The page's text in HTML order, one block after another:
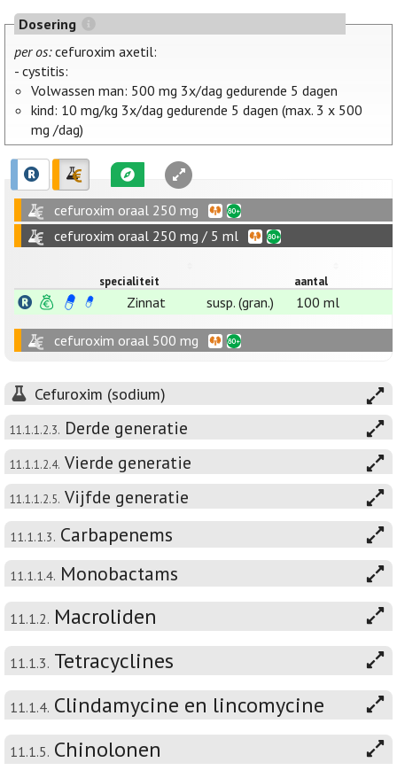
Dosering
per os:cefuroxim axetil:
- cystitis:
Volwassen man: 500 mg 3x/dag gedurende 5 dagen
kind: 10 mg/kg 3x/dag gedurende 5 dagen (max. 3 x 500
mg /dag)
cefuroxim oraal 250 mg
cefuroxim oraal 250 mg / 5 ml
specialiteit aantal
Zinnat susp. (gran.) 100 ml
cefuroxim oraal 500 mg
Cefuroxim (sodium)
11.1.1.2.3. Derde generatie
11.1.1.2.4. Vierde generatie
11.1.1.2.5. Vijfde generatie
11.1.1.3. Carbapenems
11.1.1.4. Monobactams
11.1.2. Macroliden
11.1.3. Tetracyclines
11.1.4. Clindamycine en lincomycine
11.1.5. Chinolonen